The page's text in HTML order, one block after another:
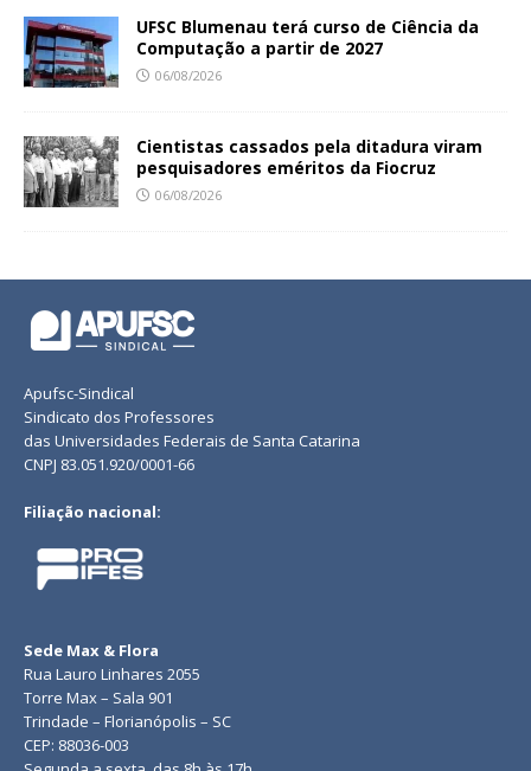
UFSC Blumenau terá curso de Ciência da
Computação a partir de 2027
06/08/2026
Cientistas cassados pela ditadura viram
pesquisadores eméritos da Fiocruz
06/08/2026
Apufsc-Sindical
Sindicato dos Professores
das Universidades Federais de Santa Catarina
CNPJ 83.051.920/0001-66
Filiação nacional:
Sede Max & Flora
Rua Lauro Linhares 2055
Torre Max – Sala 901
Trindade – Florianópolis – SC
CEP: 88036-003